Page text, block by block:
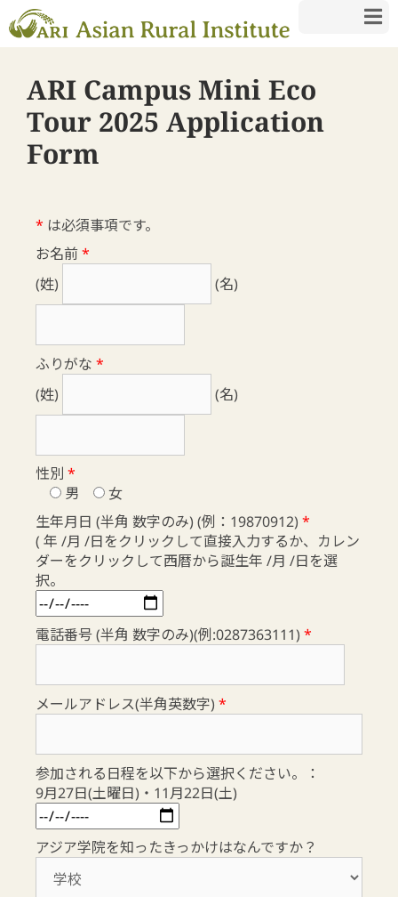
ARI Campus Mini Eco
Tour 2025 Application
Form
* は必須事項です。
お名前*
(姓)
(名)
ふりがな *
(姓)
(名)
性別 *
男
女
生年月日 (半角 数字のみ) (例：19870912) *
( 年 /月 /日をクリックして直接入力するか、カレン
ダーをクリックして西暦から誕生年 /月 /日を選
択。
電話番号 (半角 数字のみ)(例:0287363111) *
メールアドレス(半角英数字) *
参加される日程を以下から選択ください。：
9月27日(土曜日)・11月22日(土)
アジア学院を知ったきっかけはなんですか？